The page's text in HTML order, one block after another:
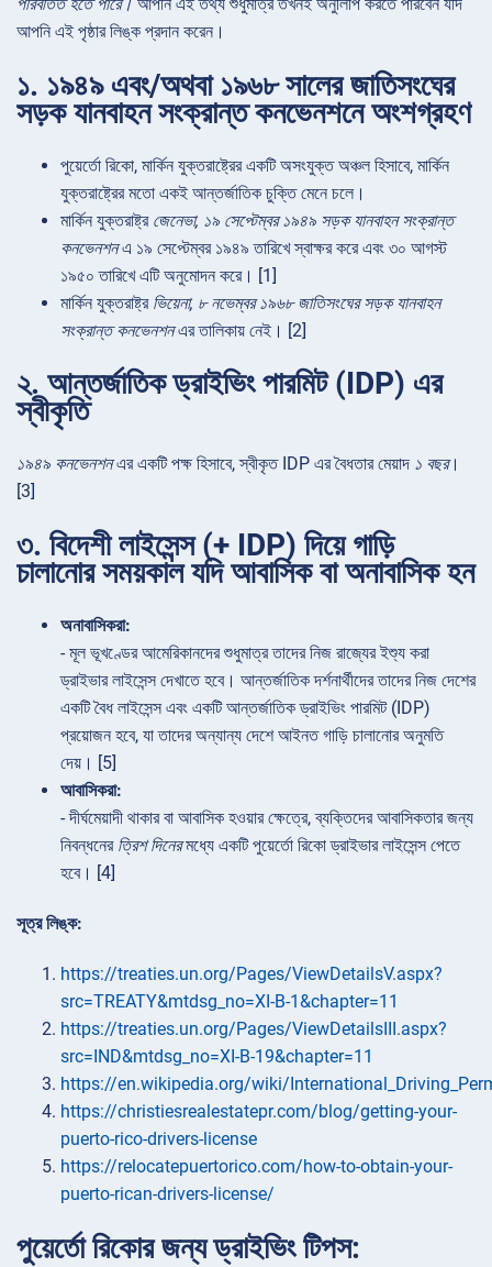
পরিবর্তিত হতে পারে। আপনি এই তথ্য শুধুমাত্র তখনই অনুলিপি করতে পারবেন যদি
আপনি এই পৃষ্ঠার লিঙ্ক প্রদান করেন।
১. ১৯৪৯ এবং/অথবা ১৯৬৮ সালের জাতিসংঘের
সড়ক যানবাহন সংক্রান্ত কনভেনশনে অংশগ্রহণ
পুয়ের্তো রিকো, মার্কিন যুক্তরাষ্ট্রের একটি অসংযুক্ত অঞ্চল হিসাবে, মার্কিন
যুক্তরাষ্ট্রের মতো একই আন্তর্জাতিক চুক্তি মেনে চলে।
মার্কিন যুক্তরাষ্ট্র জেনেভা, ১৯ সেপ্টেম্বর ১৯৪৯ সড়ক যানবাহন সংক্রান্ত
কনভেনশনএ ১৯ সেপ্টেম্বর ১৯৪৯ তারিখে স্বাক্ষর করে এবং ৩০ আগস্ট
১৯৫০ তারিখে এটি অনুমোদন করে। [1]
মার্কিন যুক্তরাষ্ট্র ভিয়েনা, ৮ নভেম্বর ১৯৬৮ জাতিসংঘের সড়ক যানবাহন
সংক্রান্ত কনভেনশনএর তালিকায় নেই। [2]
২. আন্তর্জাতিক ড্রাইভিং পারমিট (IDP) এর
স্বীকৃতি
১৯৪৯ কনভেনশনএর একটি পক্ষ হিসাবে, স্বীকৃত IDP এর বৈধতার মেয়াদ ১ বছর।
[3]
৩. বিদেশী লাইসেন্স (+ IDP) দিয়ে গাড়ি
চালানোর সময়কাল যদি আবাসিক বা অনাবাসিক হন
অনাবাসিকরা:
- মূল ভূখণ্ডের আমেরিকানদের শুধুমাত্র তাদের নিজ রাজ্যের ইশ্যু করা
ড্রাইভার লাইসেন্স দেখাতে হবে। আন্তর্জাতিক দর্শনার্থীদের তাদের নিজ দেশের
একটি বৈধ লাইসেন্স এবং একটি আন্তর্জাতিক ড্রাইভিং পারমিট (IDP)
প্রয়োজন হবে, যা তাদের অন্যান্য দেশে আইনত গাড়ি চালানোর অনুমতি
দেয়। [5]
আবাসিকরা:
- দীর্ঘমেয়াদী থাকার বা আবাসিক হওয়ার ক্ষেত্রে, ব্যক্তিদের আবাসিকতার জন্য
নিবন্ধনের ত্রিশ দিনেরমধ্যে একটি পুয়ের্তো রিকো ড্রাইভার লাইসেন্স পেতে
হবে। [4]
সূত্র লিঙ্ক:
https://treaties.un.org/Pages/ViewDetailsV.aspx?
src=TREATY&mtdsg_no=XI-B-1&chapter=11
https://treaties.un.org/Pages/ViewDetailsIII.aspx?
src=IND&mtdsg_no=XI-B-19&chapter=11
https://en.wikipedia.org/wiki/
https://christiesrealestatepr.com/blog/getting-your-
puerto-rico-drivers-license
https://relocatepuertorico.com/how-to-obtain-your-
puerto-rican-drivers-license/
পুয়ের্তো রিকোর জন্য ড্রাইভিং টিপস: